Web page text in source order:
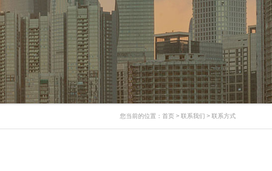
您当前的位置： 首页 > 联系我们 > 联系方式